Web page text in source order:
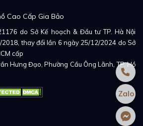
được phủ chất phản quang giúp
ngày quen thuộc - là tính năng hữu
đồng hồ đeo tay.
Cao Cấp Gia Bảo
do Sở Kế hoạch & Đầu tư TP. Hà Nội
thay đổi lần 6 ngày 25/12/2024 do Sở
cấp
Hưng Đạo, Phường Cầu Ông Lãnh, TP. Hồ
Zalo